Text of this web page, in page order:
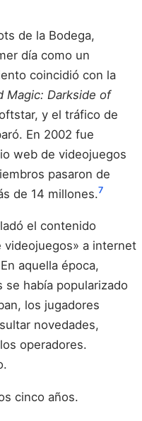
de la Bodega,
día como un
coincidió con la
Magic: Darkside of
y el tráfico de
En 2002 fue
web de videojuegos
pasaron de
de 14 millones.7
el contenido
videojuegos» a internet
aquella época,
se había popularizado
los jugadores
novedades,
operadores.
cinco años.